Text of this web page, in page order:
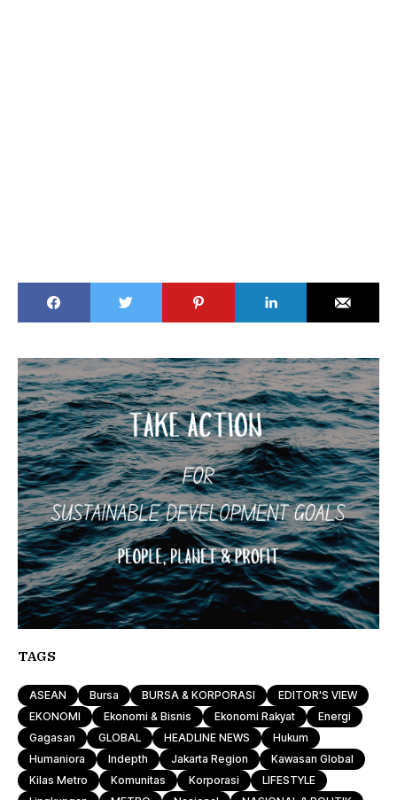
TAGS
ASEAN Bursa BURSA & KORPORASI
EDITOR'S VIEW
EKONOMI
Ekonomi & Bisnis Ekonomi Rakyat
Energi
Gagasan
GLOBAL HEADLINE NEWS
Hukum
Humaniora
Indepth Jakarta Region
Kawasan Global
Kilas Metro
Komunitas Korporasi
LIFESTYLE